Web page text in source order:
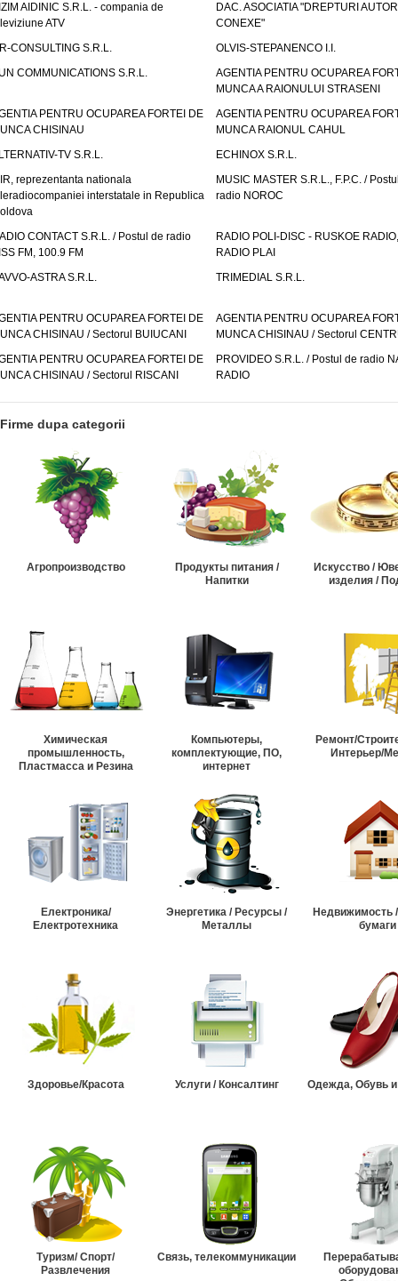
AIDINIC S.R.L. - compania de
ATV
DAC. ASOCIATIA "DREPTURI AUTOR
CONEXE"
CONSULTING S.R.L.
OLVIS-STEPANENCO I.I.
COMMUNICATIONS S.R.L.
AGENTIA PENTRU OCUPAREA
MUNCA A RAIONULUI STRASENI
PENTRU OCUPAREA FORTEI DE
CHISINAU
AGENTIA PENTRU OCUPAREA
MUNCA RAIONUL CAHUL
TV S.R.L.
ECHINOX S.R.L.
reprezentanta nationala
interstatale in Republica
MUSIC MASTER S.R.L., F.P.C. /
radio NOROC
CONTACT S.R.L. / Postul de radio
FM, 100.9 FM
RADIO POLI-DISC - RUSKOE RADIO,
RADIO PLAI
ASTRA S.R.L.
TRIMEDIAL S.R.L.
PENTRU OCUPAREA FORTEI DE
CHISINAU / Sectorul BUIUCANI
AGENTIA PENTRU OCUPAREA
MUNCA CHISINAU / Sectorul
PENTRU OCUPAREA FORTEI DE
CHISINAU / Sectorul RISCANI
PROVIDEO S.R.L. / Postul de radio
RADIO
Firme dupa categorii
Агропроизводство
Продукты питания /
Напитки
Искусство /
изделия /
Химическая
промышленность,
Пластмасса и Резина
Компьютеры,
комплектующие, ПО,
интернет
Ремонт/
Интерьер/
Електроника/
Електротехника
Энергетика / Ресурсы /
Металлы
Недвижимость
бумаги
Здоровье/Красота Услуги / Консалтинг Одежда, Обувь и
Туризм/ Спорт/
Развлечения
Связь, телекоммуникации